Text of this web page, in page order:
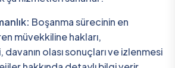
Boşanma sürecinin en
müvekkiline hakları,
olası sonuçları ve izlenmesi